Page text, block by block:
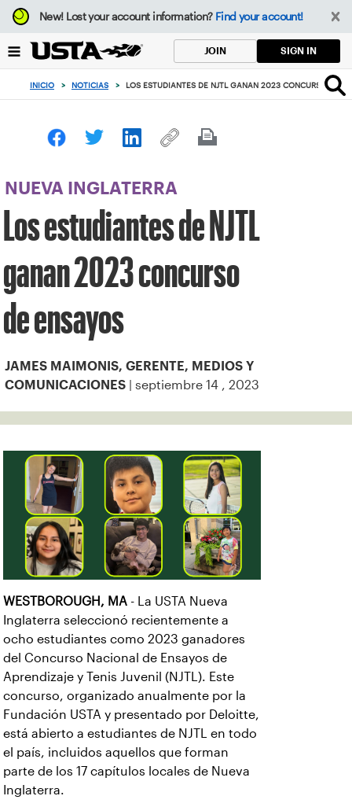
Enfoque
desde
botón
volver
principio
New!Lost your account information? Find your account!
JOIN SIGN IN
INICIO > NOTICIAS > LOS ESTUDIANTES DE NJTL GANAN 2023 CONCURSO DE
NUEVA INGLATERRA
Los estudiantes de NJTL
ganan 2023 concurso
de ensayos
JAMES MAIMONIS, GERENTE, MEDIOS Y
COMUNICACIONES | septiembre 14 , 2023
WESTBOROUGH, MA - La USTA Nueva
Inglaterra seleccionó recientemente a
ocho estudiantes como 2023 ganadores
del Concurso Nacional de Ensayos de
Aprendizaje y Tenis Juvenil (NJTL). Este
concurso, organizado anualmente por la
Fundación USTA y presentado por Deloitte,
está abierto a estudiantes de NJTL en todo
el país, incluidos aquellos que forman
parte de los 17 capítulos locales de Nueva
Inglaterra.